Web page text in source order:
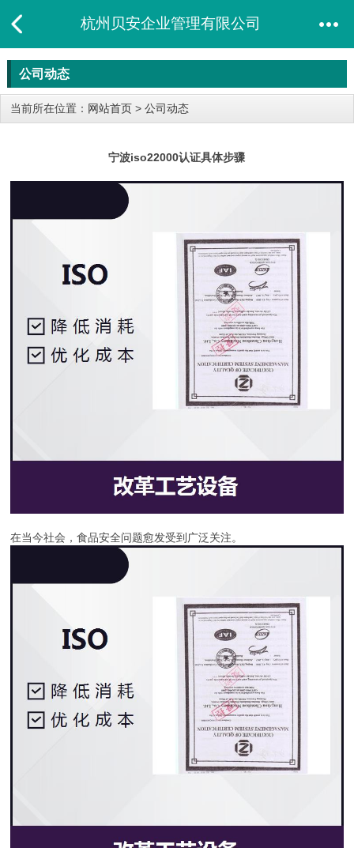
杭州贝安企业管理有限公司
公司动态
当前所在位置： 网站首页 > 公司动态
宁波iso22000认证具体步骤
在当今社会，食品安全问题愈发受到广泛关注。